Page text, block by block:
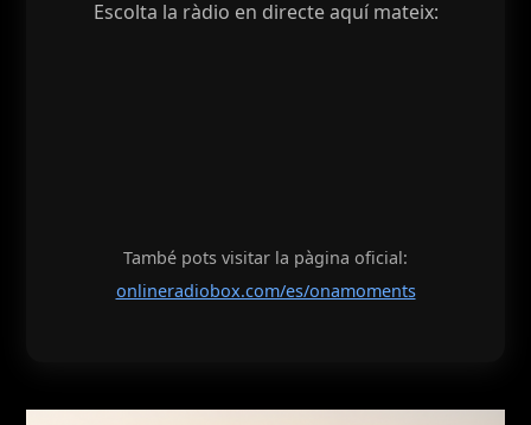
Escolta la ràdio en directe aquí mateix:
També pots visitar la pàgina oficial:
onlineradiobox.com/es/onamoments